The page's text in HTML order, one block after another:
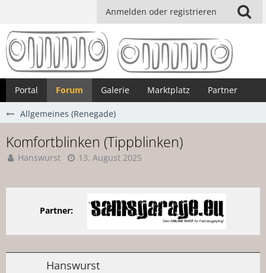
Anmelden oder registrieren
Portal Forum Galerie Marktplatz Partner
Allgemeines (Renegade)
Komfortblinken (Tippblinken)
Hanswurst 13. August 2025
Partner:
Hanswurst